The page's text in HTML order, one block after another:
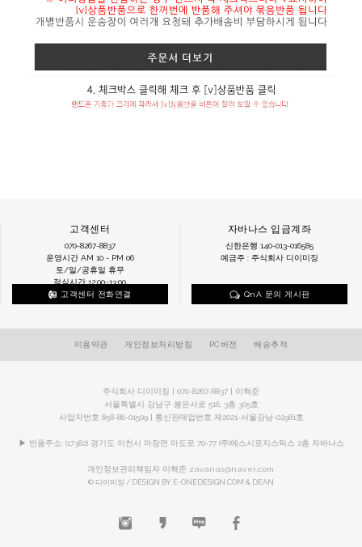
고객센터
070-8267-8837
운영시간 AM 10 - PM 06
토/일/공휴일 휴무
점심시간 12:00~13:00
고객센터 전화연결
자바나스 입금계좌
신한은행 140-013-016585
예금주 : 주식회사 디이미징
QnA 문의 게시판
이용약관 개인정보처리방침 PC버전 배송추적
주식회사 디이미징 | 070-8267-8837 | 이혁준
서울특별시 강남구 봉은사로 516, 3층 305호
사업자번호 858-86-01509 | 통신판매업번호 제2021-서울강남-02981호
▶ 반품주소: (17382) 경기도 이천시 마장면 마도로 70-77 (주)에스시로지스틱스 2층 자바나스
개인정보관리책임자 이혁준 zavanas@naver.com
© 디이미징 / DESIGN BY E-ONEDESIGN.COM & DEAN